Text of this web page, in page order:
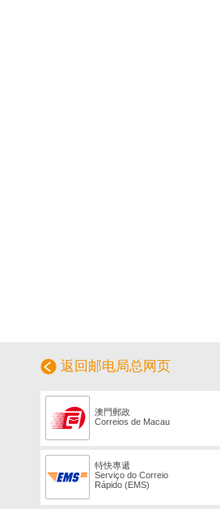
返回邮电局总网页
澳門郵政
Correios de Macau
特快專遞
Serviço do Correio
Rápido (EMS)